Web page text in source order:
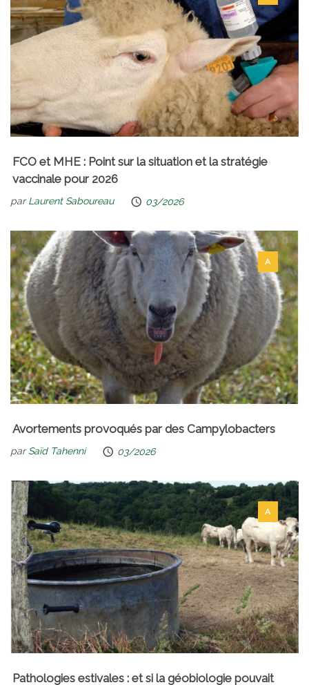
FCO et MHE : Point sur la situation et la stratégie
vaccinale pour 2026
parLaurent Saboureau 03/2026
A
Avortements provoqués par des Campylobacters
parSaïd Tahenni 03/2026
A
Pathologies estivales : et si la géobiologie pouvait